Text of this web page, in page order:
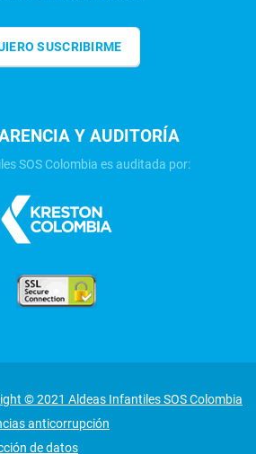
SUSCRIBIRME
Y AUDITORÍA
SOS Colombia es auditada por:
© 2021 Aldeas Infantiles SOS Colombia
anticorrupción
de datos